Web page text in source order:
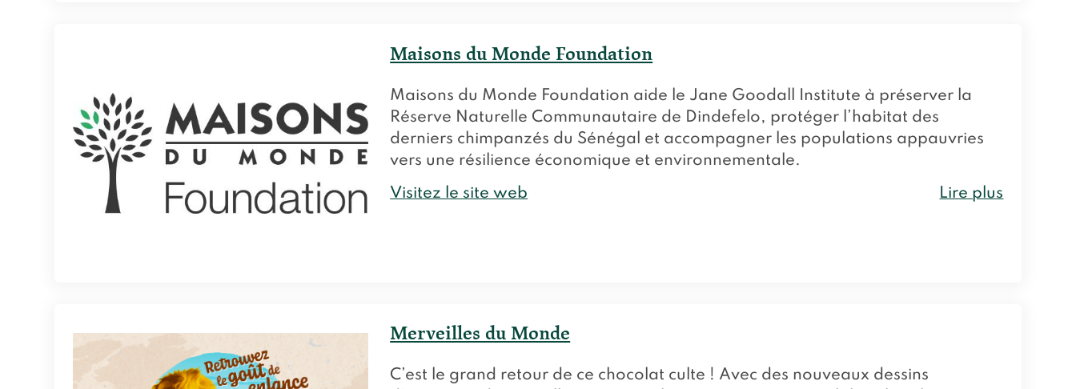
Maisons du Monde Foundation
Maisons du Monde Foundation aide le Jane Goodall Institute à préserver la
Réserve Naturelle Communautaire de Dindefelo, protéger l’habitat des
derniers chimpanzés du Sénégal et accompagner les populations appauvries
vers une résilience économique et environnementale.
Visitez le site web Lire plus
Merveilles du Monde
C’est le grand retour de ce chocolat culte ! Avec des nouveaux dessins